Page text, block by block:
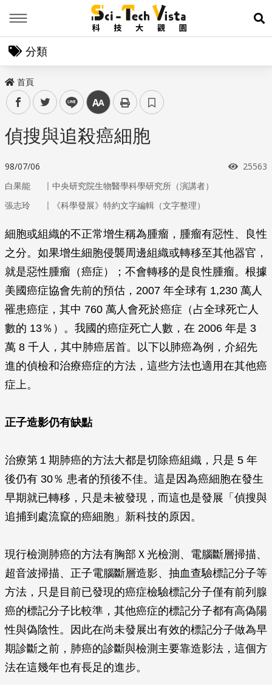
展
分類
首頁
facebooktwitter line 中
偵搜與追殺癌細胞
98/07/06 瀏覽次
25563
白果能 ｜ 中央研究院生物醫學科學研究所（演講者）
張志玲
｜ 《科學發展》特約文字編輯（文字整理）
細胞或組織的不正常增生稱為腫瘤，腫瘤有惡性、良性
之分。如果增生細胞侵襲周邊組織或轉移至其他器官，
就是惡性腫瘤（癌症）；不會轉移的是良性腫瘤。根據
美國癌症協會先前的預估，2007 年全球有 1,230 萬人
罹患癌症，其中 760 萬人會死於癌症（占全球死亡人
數的 13％）。我國的癌症死亡人數，在 2006 年是 3
萬 8 千人，其中肺癌居首。以下以肺癌為例，介紹先
進的偵檢和治療癌症的方法，這些方法也適用在其他癌
症上。
正子造影仍有缺點
治療第１期肺癌的方法大都是切除癌組織，只是 5 年
後仍有 30％ 患者的預後不佳。這是因為癌細胞在發生
早期就已轉移，只是未被發現，而這也是發展「偵搜與
追捕到處流竄的癌細胞」新科技的原因。
現行檢測肺癌的方法有胸部Ｘ光檢測、電腦斷層掃描、
超音波掃描、正子電腦斷層造影、抽血查驗標記分子等
方法，只是目前已發現的癌症檢驗標記分子僅有前列腺
癌的標記分子比較準，其他癌症的標記分子都有高偽陽
性與偽陰性。因此在尚未發展出有效的標記分子做為早
期診斷之前，肺癌的診斷與檢測主要靠造影法，這個方
法在這幾年也有長足的進步。